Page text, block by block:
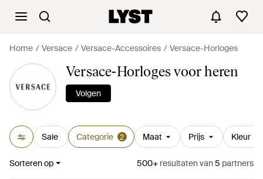
Home Versace Versace-Accessoires Versace-Horloges
Versace-Horloges voor heren
Volgen
Sale Categorie 2 Maat Prijs Kleur
Sorteren op 500+ resultatenvan5 partners